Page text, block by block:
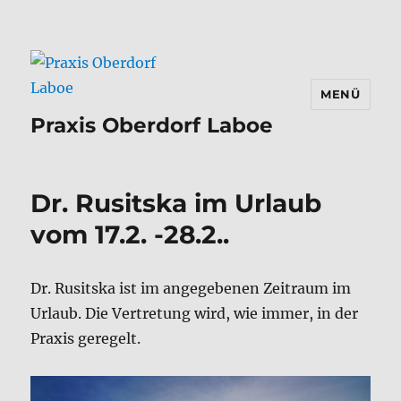
Praxis Oberdorf Laboe
MENÜ
Dr. Rusitska im Urlaub
vom 17.2. -28.2..
Dr. Rusitska ist im angegebenen Zeitraum im
Urlaub. Die Vertretung wird, wie immer, in der
Praxis geregelt.